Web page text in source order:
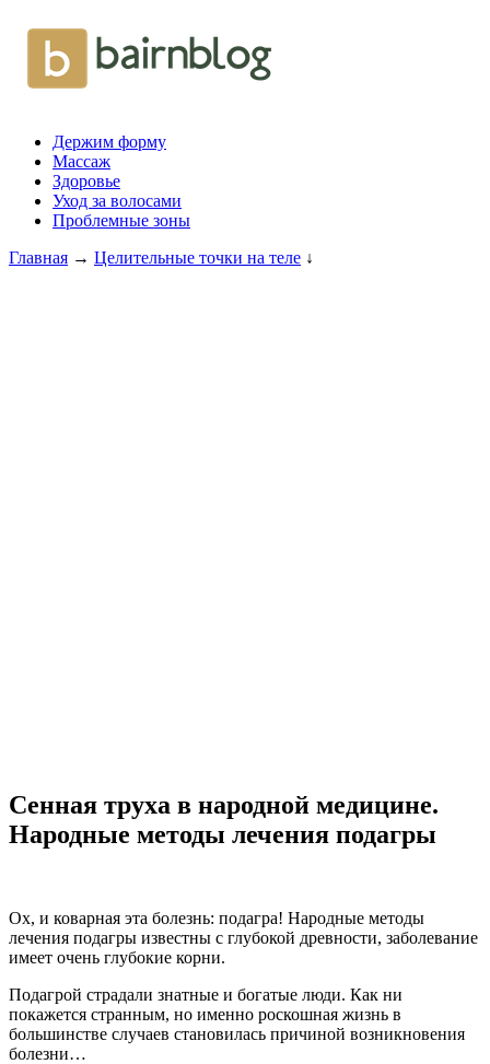
Держим форму
Массаж
Здоровье
Уход за волосами
Проблемные зоны
Главная → Целительные точки на теле ↓
Сенная труха в народной медицине.
Народные методы лечения подагры
Ох, и коварная эта болезнь: подагра! Народные методы
лечения подагры известны с глубокой древности, заболевание
имеет очень глубокие корни.
Подагрой страдали знатные и богатые люди. Как ни
покажется странным, но именно роскошная жизнь в
большинстве случаев становилась причиной возникновения
болезни…